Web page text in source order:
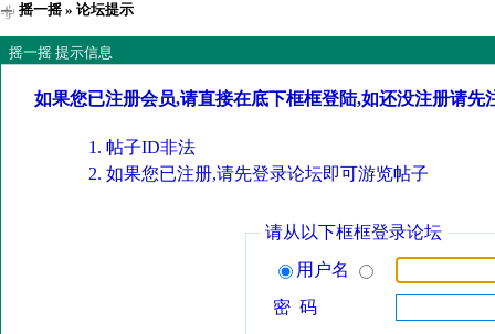
摇一摇» 论坛提示
摇一摇 提示信息
如果您已注册会员,请直接在底下框框登陆,如还没注册请先
帖子ID非法
如果您已注册,请先登录论坛即可游览帖子
请从以下框框登录论坛
用户名
密 码